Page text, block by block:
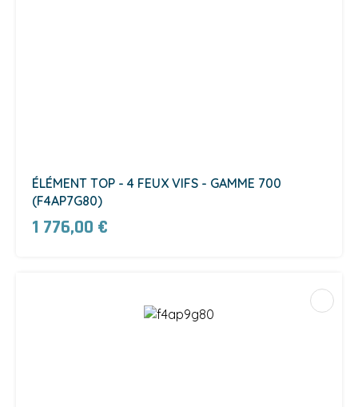
ÉLÉMENT TOP - 4 FEUX VIFS - GAMME 700
(F4AP7G80)
1 776,00 €